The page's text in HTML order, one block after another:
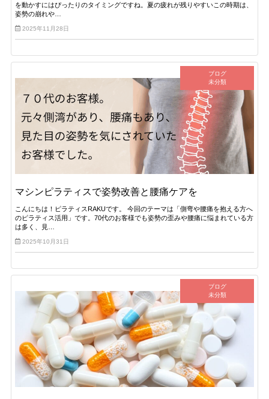
を動かすにはぴったりのタイミングですね。夏の疲れが残りやすいこの時期は、
姿勢の崩れや…
2025年11月28日
ブログ
未分類
マシンピラティスで姿勢改善と腰痛ケアを
こんにちは！ピラティスRAKUです。 今回のテーマは「側弯や腰痛を抱える方へ
のピラティス活用」です。70代のお客様でも姿勢の歪みや腰痛に悩まれている方
は多く、見…
2025年10月31日
ブログ
未分類